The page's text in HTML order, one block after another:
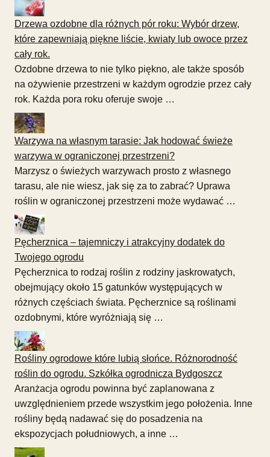
Drzewa ozdobne dla różnych pór roku: Wybór drzew,
które zapewniają piękne liście, kwiaty lub owoce przez
cały rok.
Ozdobne drzewa to nie tylko piękno, ale także sposób
na ożywienie przestrzeni w każdym ogrodzie przez cały
rok. Każda pora roku oferuje swoje …
Warzywa na własnym tarasie: Jak hodować świeże
warzywa w ograniczonej przestrzeni?
Marzysz o świeżych warzywach prosto z własnego
tarasu, ale nie wiesz, jak się za to zabrać? Uprawa
roślin w ograniczonej przestrzeni może wydawać …
Pęcherznica – tajemniczy i atrakcyjny dodatek do
Twojego ogrodu
Pęcherznica to rodzaj roślin z rodziny jaskrowatych,
obejmujący około 15 gatunków występujących w
różnych częściach świata. Pęcherznice są roślinami
ozdobnymi, które wyróżniają się …
Rośliny ogrodowe które lubią słońce. Różnorodność
roślin do ogrodu. Szkółka ogrodnicza Bydgoszcz
Aranżacja ogrodu powinna być zaplanowana z
uwzględnieniem przede wszystkim jego położenia. Inne
rośliny będą nadawać się do posadzenia na
ekspozycjach południowych, a inne …